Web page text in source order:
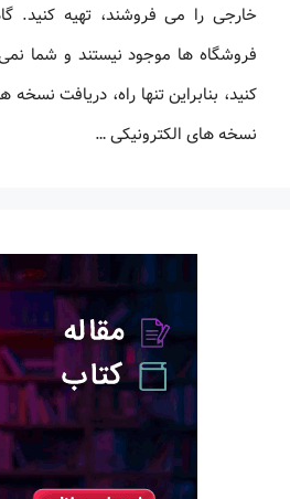
خارجی را می فروشند، تهیه کنید.
فروشگاه ها موجود نیستند و شما
کنید، بنابراین تنها راه، دریافت
نسخه های الکترونیکی …